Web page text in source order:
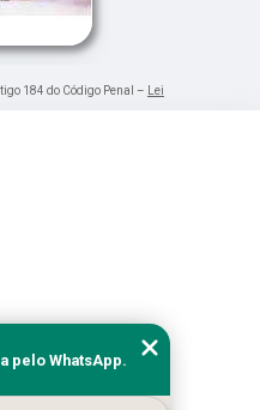
184 do Código Penal – Lei
pelo WhatsApp.